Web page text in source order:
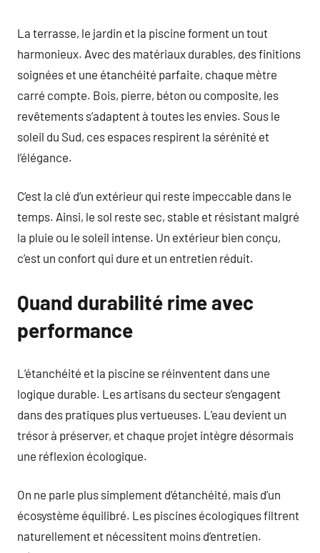
La terrasse, le jardin et la piscine forment un tout
harmonieux. Avec des matériaux durables, des finitions
soignées et une étanchéité parfaite, chaque mètre
carré compte. Bois, pierre, béton ou composite, les
revêtements s’adaptent à toutes les envies. Sous le
soleil du Sud, ces espaces respirent la sérénité et
l’élégance.
C’est la clé d’un extérieur qui reste impeccable dans le
temps. Ainsi, le sol reste sec, stable et résistant malgré
la pluie ou le soleil intense. Un extérieur bien conçu,
c’est un confort qui dure et un entretien réduit.
Quand durabilité rime avec
performance
L’étanchéité et la piscine se réinventent dans une
logique durable. Les artisans du secteur s’engagent
dans des pratiques plus vertueuses. L’eau devient un
trésor à préserver, et chaque projet intègre désormais
une réflexion écologique.
On ne parle plus simplement d’étanchéité, mais d’un
écosystème équilibré. Les piscines écologiques filtrent
naturellement et nécessitent moins d’entretien.